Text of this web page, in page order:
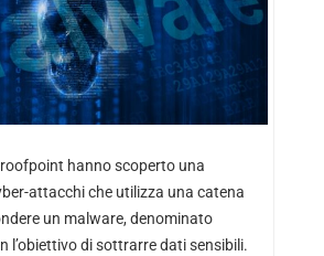
hanno scoperto una
attacchi che utilizza una catena
un malware, denominato
l’obiettivo di sottrarre dati sensibili.